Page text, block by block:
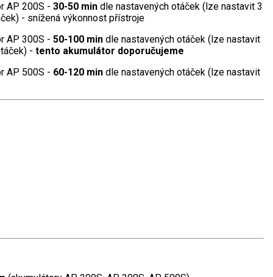
AP 200S - 30-50 min dle nastavených otáček (lze nastavit 3
- snížená výkonnost přístroje
AP 300S - 50-100 min dle nastavených otáček (lze nastavit
- tento akumulátor doporučujeme
AP 500S - 60-120 min dle nastavených otáček (lze nastavit